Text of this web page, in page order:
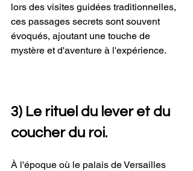
lors des visites guidées traditionnelles,
ces passages secrets sont souvent
évoqués, ajoutant une touche de
mystère et d'aventure à l'expérience.
3) Le rituel du lever et du
coucher du roi.
À l'époque où le palais de Versailles